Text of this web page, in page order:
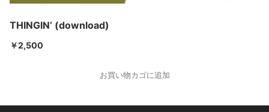
THINGIN’ (download)
￥2,500
お買い物カゴに追加